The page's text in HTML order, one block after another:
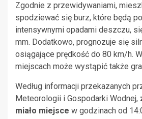
Zgodnie z przewidywaniami,
spodziewać się burz, które będą
intensywnymi opadami deszczu,
mm. Dodatkowo, prognozuje się
osiągające prędkość do 80 km/h.
miejscach może wystąpić także
Według informacji przekazanych
Meteorologii i Gospodarki Wodnej,
miało miejsce w godzinach od